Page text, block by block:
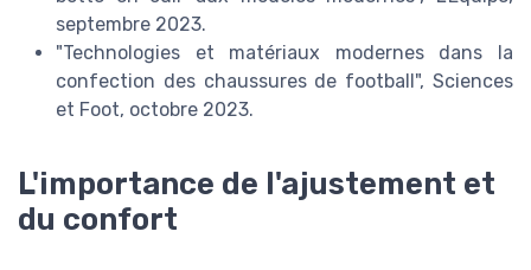
septembre 2023.
"Technologies et matériaux modernes dans la
confection des chaussures de football", Sciences
et Foot, octobre 2023.
L'importance de l'ajustement et
du confort